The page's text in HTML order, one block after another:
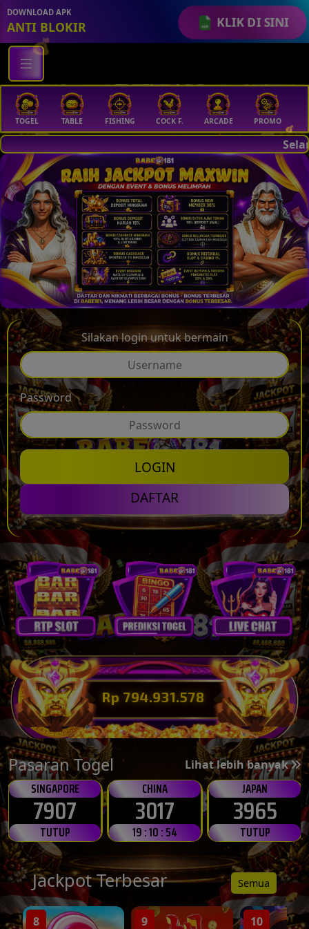
KLIK DI SINI
DOWNLOAD APK
ANTI BLOKIR
TABLE FISHING COCK F. ARCADE PROMO MEGAGACOR
Selamat Datang
Silakan login untuk bermain
Password
LOGIN
DAFTAR
Rp 794.947.896
Pasaran Togel Lihat lebih banyak
SINGAPORE
7907
TUTUP
CHINA
3017
19 : 10 : 52
JAPAN
3965
TUTUP
Jackpot Terbesar Semua
8 9 10
💸
💰
💰
💵